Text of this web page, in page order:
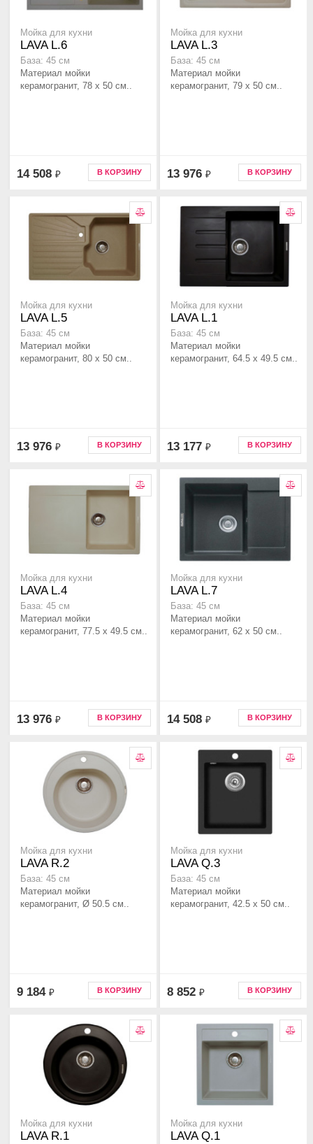
Мойка для кухни
LAVA L.6
База: 45 см
Материал мойки
керамогранит, 78 x 50 см..
14 508 ₽ В КОРЗИНУ
Мойка для кухни
LAVA L.3
База: 45 см
Материал мойки
керамогранит, 79 x 50 см..
13 976 ₽ В КОРЗИНУ
Мойка для кухни
LAVA L.5
База: 45 см
Материал мойки
керамогранит, 80 x 50 см..
13 976 ₽ В КОРЗИНУ
Мойка для кухни
LAVA L.1
База: 45 см
Материал мойки
керамогранит, 64.5 x 49.5 см..
13 177 ₽ В КОРЗИНУ
Мойка для кухни
LAVA L.4
База: 45 см
Материал мойки
керамогранит, 77.5 x 49.5 см..
13 976 ₽ В КОРЗИНУ
Мойка для кухни
LAVA L.7
База: 45 см
Материал мойки
керамогранит, 62 x 50 см..
14 508 ₽ В КОРЗИНУ
Мойка для кухни
LAVA R.2
База: 45 см
Материал мойки
керамогранит, Ø 50.5 см..
9 184 ₽ В КОРЗИНУ
Мойка для кухни
LAVA Q.3
База: 45 см
Материал мойки
керамогранит, 42.5 x 50 см..
8 852 ₽ В КОРЗИНУ
Мойка для кухни
LAVA R.1
Мойка для кухни
LAVA Q.1